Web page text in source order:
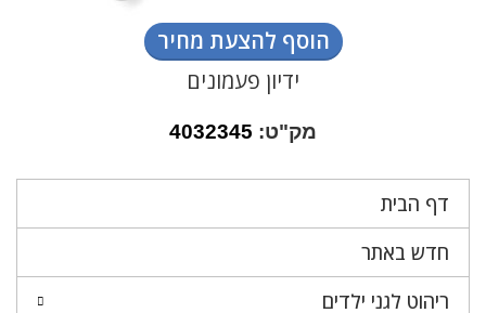
דף הבית
חדש באתר
ריהוט לגני ילדים
הוסף להצעת מחיר
ידיון פעמונים
מק"ט: 4032345